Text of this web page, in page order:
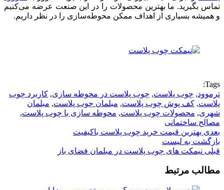
تماس بگیرید. ما بهترین محصولات را در این صنعت عرضه می‌کنیم
و همیشه بسیاری از اهداف ممکن محوطه‌سازی را در نظر داریم.
Tags:
ترموود, چوب پلاست, چوب پلاست در محوطه سازی, کاربرد چوب
پلاست, کف پوش چوب پلاست, مبلمان چوب پلاست, مبلمان
شهری, محصولات چوب پلاست, محوطه سازی با چوب پلاست,
مصالح ساختمانی
بعدی بهترین قیمت خرید چوب پلاست باکیفیت
بازگشت به لیست
قبلی نیمکت های چوب پلاست در مبلمان فضای باز
مطالب مرتبط